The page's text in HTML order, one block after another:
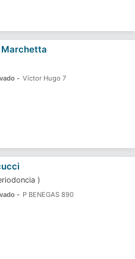
- Víctor Hugo 7
)
- P BENEGAS 890